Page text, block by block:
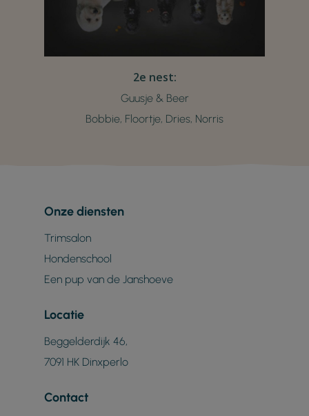
2e nest:
Guusje & Beer
Bobbie, Floortje, Dries, Norris
Onze diensten
Trimsalon
Hondenschool
Een pup van de Janshoeve
Locatie
Beggelderdijk 46,
7091 HK Dinxperlo
Contact